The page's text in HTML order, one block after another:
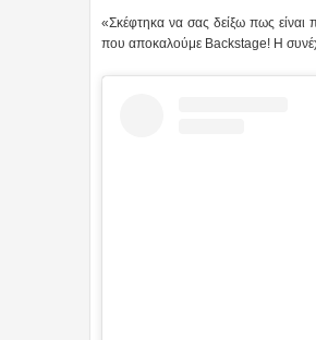
«Σκέφτηκα να σας δείξω πως είναι
που αποκαλούμε Backstage! H